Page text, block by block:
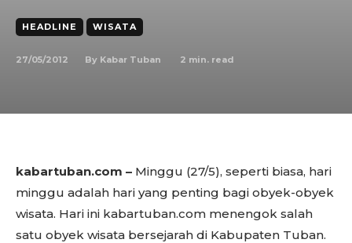
HEADLINE WISATA
27/05/2012 By Kabar Tuban 2 min. read
kabartuban.com – Minggu (27/5), seperti biasa, hari
minggu adalah hari yang penting bagi obyek-obyek
wisata. Hari ini kabartuban.com menengok salah
satu obyek wisata bersejarah di Kabupaten Tuban.